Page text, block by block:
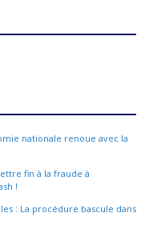
nationale renoue avec la
fin à la fraude à
!
: La procédure bascule dans